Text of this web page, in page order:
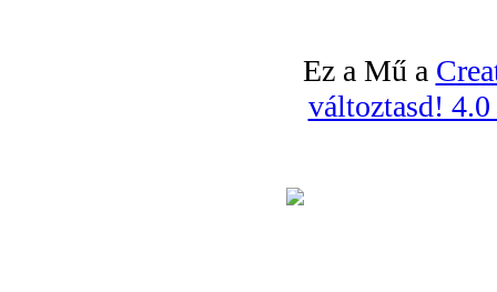
Ez a Mű a
változtasd!